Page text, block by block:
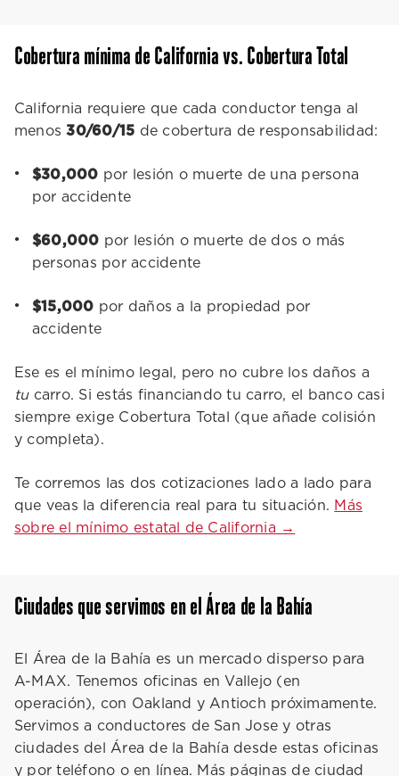
Cobertura mínima de California vs. Cobertura Total
California requiere que cada conductor tenga al
menos30/60/15 de cobertura de responsabilidad:
$30,000 por lesión o muerte de una persona
por accidente
$60,000 por lesión o muerte de dos o más
personas por accidente
$15,000 por daños a la propiedad por
accidente
Ese es el mínimo legal, pero no cubre los daños a
tucarro. Si estás financiando tu carro, el banco casi
siempre exige Cobertura Total (que añade colisión
y completa).
Te corremos las dos cotizaciones lado a lado para
que veas la diferencia real para tu situación. Más
sobre el mínimo estatal de California →
Ciudades que servimos en el Área de la Bahía
El Área de la Bahía es un mercado disperso para
A-MAX. Tenemos oficinas en Vallejo (en
operación), con Oakland y Antioch próximamente.
Servimos a conductores de San Jose y otras
ciudades del Área de la Bahía desde estas oficinas
y por teléfono o en línea. Más páginas de ciudad